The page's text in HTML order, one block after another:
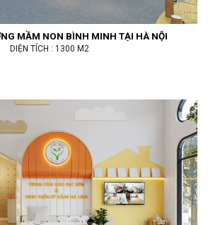
MẦM NON BÌNH MINH TẠI HÀ NỘI
DIỆN TÍCH : 1300 M2